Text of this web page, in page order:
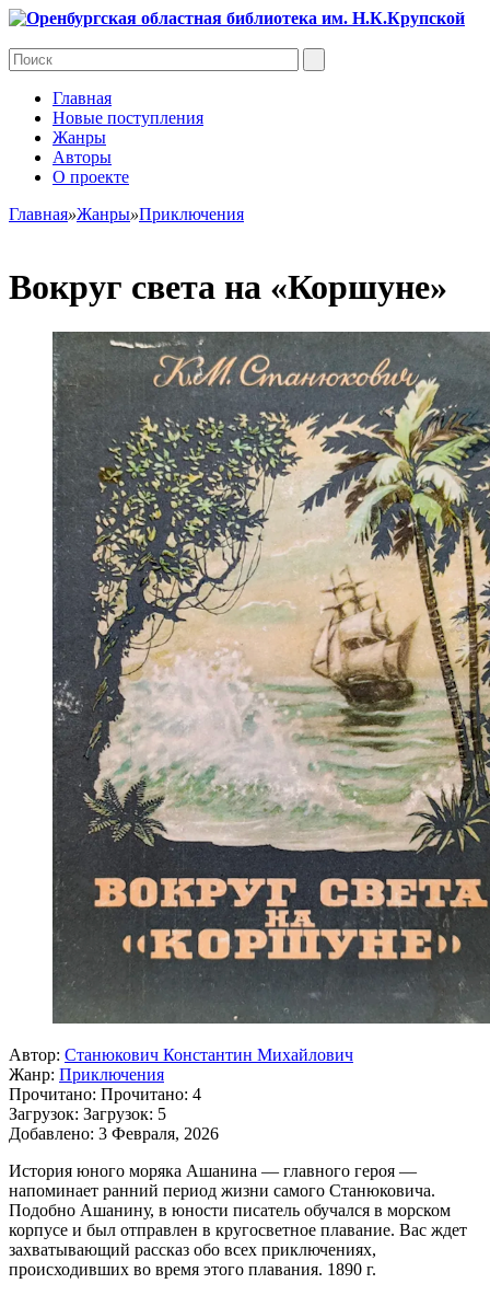
Главная
Новые поступления
Жанры
Авторы
О проекте
Главная»Жанры»Приключения
Вокруг света на «Коршуне»
Автор: Станюкович Константин Михайлович
Жанр: Приключения
Прочитано: Прочитано: 4
Загрузок: Загрузок: 5
Добавлено: 3 Февраля, 2026
История юного моряка Ашанина — главного героя —
напоминает ранний период жизни самого Станюковича.
Подобно Ашанину, в юности писатель обучался в морском
корпусе и был отправлен в кругосветное плавание. Вас ждет
захватывающий рассказ обо всех приключениях,
происходивших во время этого плавания. 1890 г.